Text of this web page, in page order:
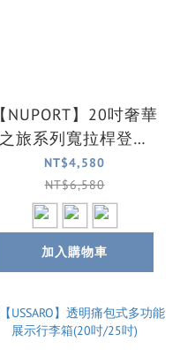
【NUPORT】20吋奢華
之旅系列寬拉桿登機
箱/行李箱/旅行箱
NT$4,580
NT$6,580
加入購物車